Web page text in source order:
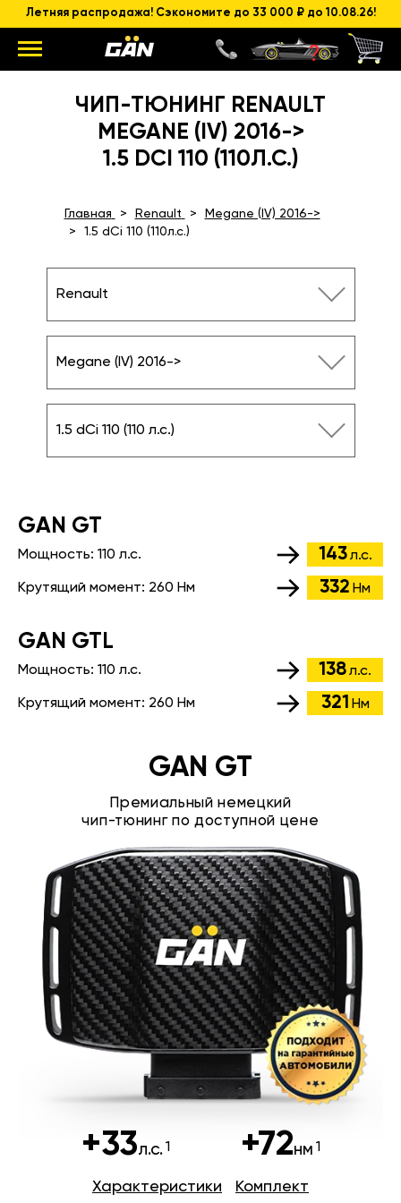
Летняя распродажа! Сэкономите до 33 000 ₽ до 10.08.26!
ЧИП-ТЮНИНГ RENAULT
MEGANE (IV) 2016->
1.5 DCI 110 (110Л.С.)
Главная Renault
Megane (IV) 2016->
1.5 dCi 110 (110л.с.)
Renault
Megane (IV) 2016->
1.5 dCi 110 (110 л.с.)
GАN GT
Мощность: 110 л.с. 143 л.с.
Крутящий момент: 260 Нм 332 Нм
GАN GTL
Мощность: 110 л.с. 138л.с.
Крутящий момент: 260 Нм 321 Нм
GAN GT
Премиальный немецкий
чип-тюнинг по доступной цене
+33л.с. +72нм
Характеристики Комплект